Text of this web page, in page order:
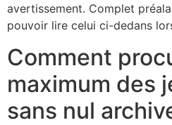
avertissement. Complet
pouvoir lire celui ci-dedans
Comment
maximum des
sans nul